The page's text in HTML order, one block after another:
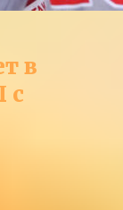
в
с